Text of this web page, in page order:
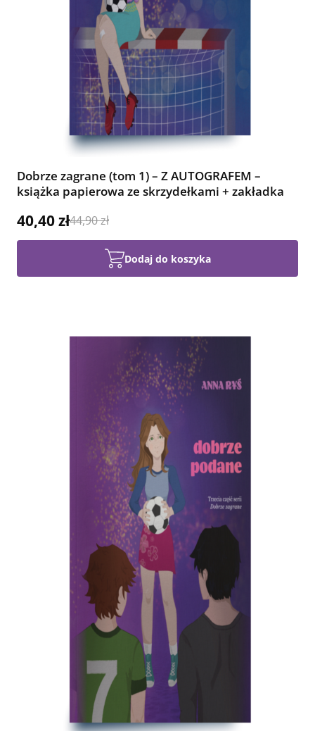
Dobrze zagrane (tom 1) – Z AUTOGRAFEM –
książka papierowa ze skrzydełkami + zakładka
40,40 zł44,90 zł
Dodaj do koszyka